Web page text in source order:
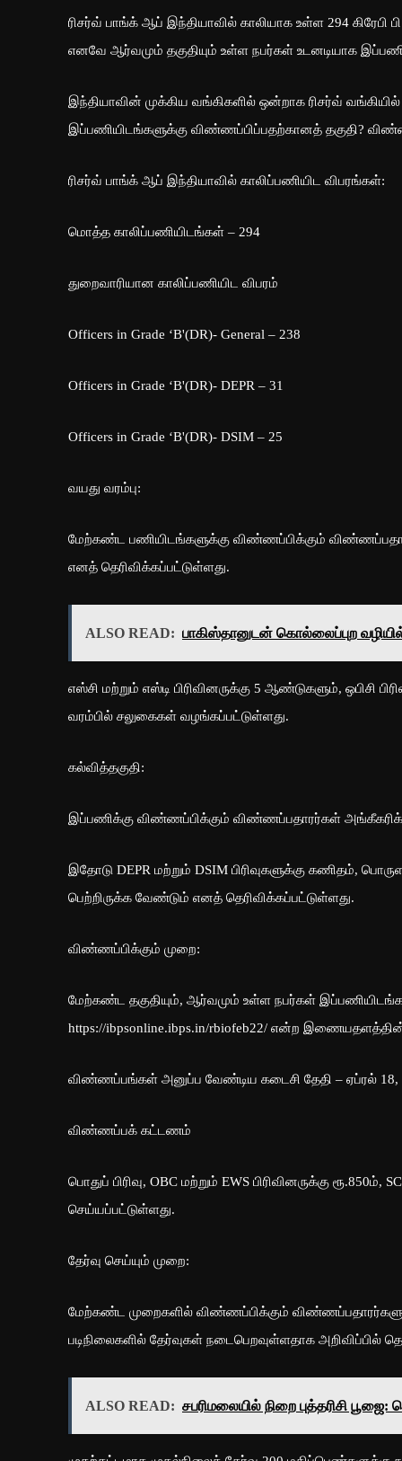
ரிசர்வ் பாங்க் ஆப் இந்தியாவில் காலியாக உள்ள 294 கிரேபி
எனவே ஆர்வமும் தகுதியும் உள்ள நபர்கள் உடனடியாக
இந்தியாவின் முக்கிய வங்கிகளில் ஒன்றாக ரிசர்வ்
இப்பணியிடங்களுக்கு விண்ணப்பிப்பதற்கானத் தகுதி?
ரிசர்வ் பாங்க் ஆப் இந்தியாவில் காலிப்பணியிட விபரங்கள்:
மொத்த காலிப்பணியிடங்கள் – 294
துறைவாரியான காலிப்பணியிட விபரம்
Officers in Grade ‘B'(DR)- General – 238
Officers in Grade ‘B'(DR)- DEPR – 31
Officers in Grade ‘B'(DR)- DSIM – 25
வயது வரம்பு:
மேற்கண்ட பணியிடங்களுக்கு விண்ணப்பிக்கும்
எனத் தெரிவிக்கப்பட்டுள்ளது.
ALSO READ: பாகிஸ்தானுடன் கொல்லைப்புற
எஸ்சி மற்றும் எஸ்டி பிரிவினருக்கு 5 ஆண்டுகளும், ஒபிசி
வரம்பில் சலுகைகள் வழங்கப்பட்டுள்ளது.
கல்வித்தகுதி:
இப்பணிக்கு விண்ணப்பிக்கும் விண்ணப்பதாரர்கள்
இதோடு DEPR மற்றும் DSIM பிரிவுகளுக்கு கணிதம்,
பெற்றிருக்க வேண்டும் எனத் தெரிவிக்கப்பட்டுள்ளது.
விண்ணப்பிக்கும் முறை:
மேற்கண்ட தகுதியும், ஆர்வமும் உள்ள நபர்கள்
https://ibpsonline.ibps.in/rbiofeb22/ என்ற
விண்ணப்பங்கள் அனுப்ப வேண்டிய கடைசி தேதி – ஏப்ரல் 18,
விண்ணப்பக் கட்டணம்
பொதுப் பிரிவு, OBC மற்றும் EWS பிரிவினருக்கு
செய்யப்பட்டுள்ளது.
தேர்வு செய்யும் முறை:
மேற்கண்ட முறைகளில் விண்ணப்பிக்கும்
படிநிலைகளில் தேர்வுகள் நடைபெறவுள்ளதாக அறிவிப்பில்
ALSO READ: சபரிமலையில் நிறை புத்தரிசி